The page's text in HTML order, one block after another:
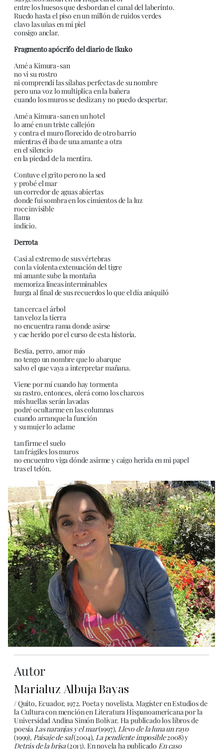
entre los huesos que desbordan el canal del laberinto.
Ruedo hasta el piso en un millón de ruidos verdes
clavo las uñas en mi piel
consigo anclar.
Fragmento apócrifo del diario de Ikuko
Amé a Kimura-san
no vi su rostro
ni comprendí las sílabas perfectas de su nombre
pero una voz lo multiplica en la bañera
cuando los muros se deslizan y no puedo despertar.
Amé a Kimura-san en un hotel
lo amé en un triste callejón
y contra el muro florecido de otro barrio
mientras él iba de una amante a otra
en el silencio
en la piedad de la mentira.
Contuve el grito pero no la sed
y probé el mar
un corredor de aguas abiertas
donde fui sombra en los cimientos de la luz
roce invisible
llama
indicio.
Derrota
Casi al extremo de sus vértebras
con la violenta extenuación del tigre
mi amante sube la montaña
memoriza líneas interminables
hurga al final de sus recuerdos lo que el día aniquiló
tan cerca el árbol
tan veloz la tierra
no encuentra rama donde asirse
y cae herido por el curso de esta historia.
Bestia, perro, amor mío
no tengo un nombre que lo abarque
salvo el que vaya a interpretar mañana.
Viene por mí cuando hay tormenta
su rastro, entonces, olerá como los charcos
mis huellas serán lavadas
podré ocultarme en las columnas
cuando arranque la función
y su mujer lo aclame
tan firme el suelo
tan frágiles los muros
no encuentro viga dónde asirme y caigo herida en mi papel
tras el telón.
Autor
Marialuz Albuja Bayas
/ Quito, Ecuador, 1972. Poeta y novelista. Magíster en Estudios de
la Cultura con mención en Literatura Hispanoamericana por la
Universidad Andina Simón Bolívar. Ha publicado los libros de
poesíaLas naranjas y el mar(1997), Llevo de la luna un rayo
(1999), Paisaje de sal(2004), La pendiente imposible2008) y
Detrás de la brisa(2013). En novela ha publicadoEn caso